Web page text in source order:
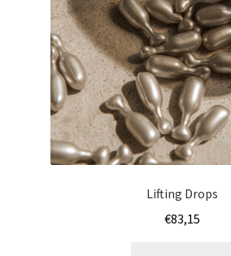
Lifting Drops
€83,15